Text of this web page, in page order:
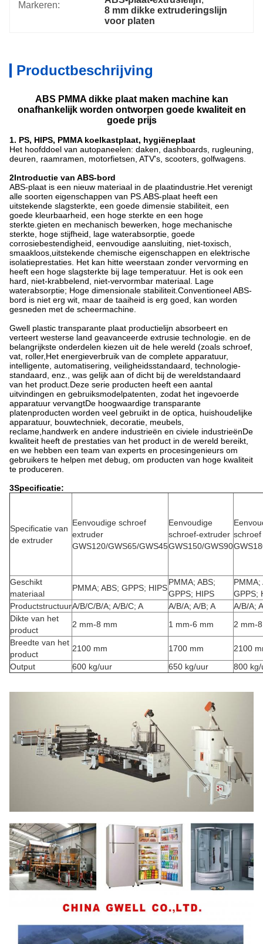
Markeren:
8 mm dikke extruderingslijn
voor platen
Productbeschrijving
ABS PMMA dikke plaat maken machine kan
onafhankelijk worden ontworpen goede kwaliteit en
goede prijs
1. PS, HIPS, PMMA koelkastplaat, hygiëneplaat
Het hoofddoel van autopaneelen: daken, dashboards, rugleuning,
deuren, raamramen, motorfietsen, ATV's, scooters, golfwagens.
2Introductie van ABS-bord
ABS-plaat is een nieuw materiaal in de plaatindustrie.Het verenigt
alle soorten eigenschappen van PS.ABS-plaat heeft een
uitstekende slagsterkte, een goede dimensie stabiliteit, een
goede kleurbaarheid, een hoge sterkte en een hoge
sterkte.gieten en mechanisch bewerken, hoge mechanische
sterkte, hoge stijfheid, lage waterabsorptie, goede
corrosiebestendigheid, eenvoudige aansluiting, niet-toxisch,
smaakloos,uitstekende chemische eigenschappen en elektrische
isolatieprestaties. Het kan hitte weerstaan zonder vervorming en
heeft een hoge slagsterkte bij lage temperatuur. Het is ook een
hard, niet-krabbelend, niet-vervormbar materiaal. Lage
waterabsorptie; Hoge dimensionale stabiliteit.Conventioneel ABS-
bord is niet erg wit, maar de taaiheid is erg goed, kan worden
gesneden met de scheermachine.
Gwell plastic transparante plaat productielijn absorbeert en
verteert westerse land geavanceerde extrusie technologie. en de
belangrijkste onderdelen kiezen uit de hele wereld (zoals schroef,
vat, roller,Het energieverbruik van de complete apparatuur,
intelligente, automatisering, veiligheidsstandaard, technologie-
standaard, enz., was gelijk aan of dicht bij de wereldstandaard
van het product.Deze serie producten heeft een aantal
uitvindingen en gebruiksmodelpatenten, zodat het ingevoerde
apparatuur vervangtDe hoogwaardige transparante
platenproducten worden veel gebruikt in de optica, huishoudelijke
apparatuur, bouwtechniek, decoratie, meubels,
reclame,handwerk en andere industrieën en civiele industrieënDe
kwaliteit heeft de prestaties van het product in de wereld bereikt,
en we hebben een team van experts en procesingenieurs om
gebruikers te helpen met debug, om producten van hoge kwaliteit
te produceren.
3Specificatie:
Specificatie van
de extruder
Eenvoudige schroef
extruder
GWS120/GWS65/GWS45
Eenvoudige
schroef-extruder
GWS150/GWS90
Geschikt
materiaal
PMMA; ABS; GPPS; HIPS
PMMA; ABS;
GPPS; HIPS
PMMA;
GPPS;
ProductstructuurA/B/C/B/A; A/B/C; A A/B/A; A/B; A
A/B/A;
Dikte van het
product
2 mm-8 mm 1 mm-6 mm
2 mm-
Breedte van het
product
2100 mm 1700 mm
2100
Output
600 kg/uur 650 kg/uur 800 kg/